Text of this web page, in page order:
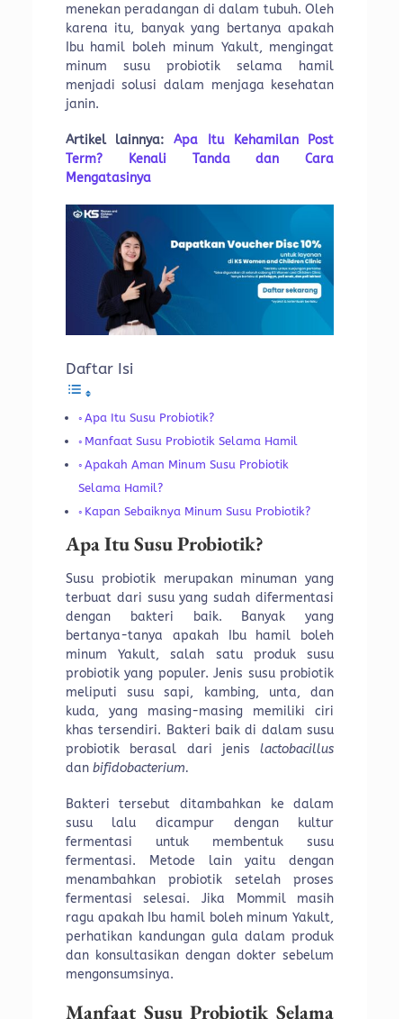
menekan peradangan di dalam tubuh. Oleh
karena itu, banyak yang bertanya apakah
Ibu hamil boleh minum Yakult, mengingat
minum susu probiotik selama hamil
menjadi solusi dalam menjaga kesehatan
janin.
Artikel lainnya:Apa Itu Kehamilan Post
Term? Kenali Tanda dan Cara
Mengatasinya
Daftar Isi
Apa Itu Susu Probiotik?
Manfaat Susu Probiotik Selama Hamil
Apakah Aman Minum Susu Probiotik
Selama Hamil?
Kapan Sebaiknya Minum Susu Probiotik?
Apa Itu Susu Probiotik?
Susu probiotik merupakan minuman yang
terbuat dari susu yang sudah difermentasi
dengan bakteri baik. Banyak yang
bertanya-tanya apakah Ibu hamil boleh
minum Yakult, salah satu produk susu
probiotik yang populer. Jenis susu probiotik
meliputi susu sapi, kambing, unta, dan
kuda, yang masing-masing memiliki ciri
khas tersendiri. Bakteri baik di dalam susu
probiotik berasal dari jenislactobacillus
danbifidobacterium.
Bakteri tersebut ditambahkan ke dalam
susu lalu dicampur dengan kultur
fermentasi untuk membentuk susu
fermentasi. Metode lain yaitu dengan
menambahkan probiotik setelah proses
fermentasi selesai. Jika Mommil masih
ragu apakah Ibu hamil boleh minum Yakult,
perhatikan kandungan gula dalam produk
dan konsultasikan dengan dokter sebelum
mengonsumsinya.
Manfaat Susu Probiotik Selama